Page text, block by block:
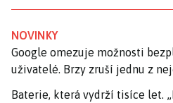
NOVINKY
Google omezuje možnosti
uživatelé. Brzy zruší jednu z
Baterie, která vydrží tisíce let.